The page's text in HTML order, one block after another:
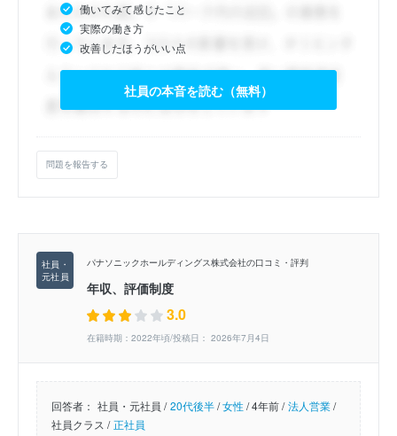
働いてみて感じたこと
実際の働き方
改善したほうがいい点
社員の本音を読む（無料）
問題を報告する
パナソニックホールディングス株式会社の口コミ・評判
年収、評価制度
3.0
在籍時期：2022年頃/投稿日： 2026年7月4日
回答者： 社員・元社員 / 20代後半/女性/4年前 / 法人営業/
社員クラス / 正社員